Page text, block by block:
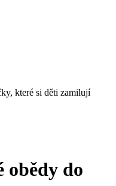
které si děti zamilují
obědy do